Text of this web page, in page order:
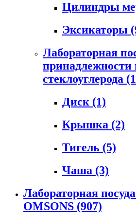
Цилиндры
Эксикаторы
Лабораторная
принадлежности
стеклоуглерода
Диск (1)
Крышка (2)
Тигель (5)
Чаша (3)
Лабораторная
OMSONS (907)